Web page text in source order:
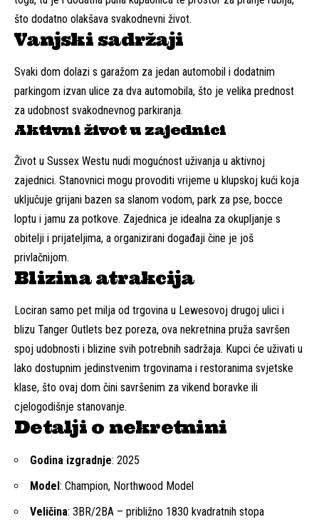
što dodatno olakšava svakodnevni život.
Vanjski sadržaji
Svaki dom dolazi s garažom za jedan automobil i dodatnim
parkingom izvan ulice za dva automobila, što je velika prednost
za udobnost svakodnevnog parkiranja.
Aktivni život u zajednici
Život u Sussex Westu nudi mogućnost uživanja u aktivnoj
zajednici. Stanovnici mogu provoditi vrijeme u klupskoj kući koja
uključuje grijani bazen sa slanom vodom, park za pse, bocce
loptu i jamu za potkove. Zajednica je idealna za okupljanje s
obitelji i prijateljima, a organizirani događaji čine je još
privlačnijom.
Blizina atrakcija
Lociran samo pet milja od trgovina u Lewesovoj drugoj ulici i
blizu Tanger Outlets bez poreza, ova nekretnina pruža savršen
spoj udobnosti i blizine svih potrebnih sadržaja. Kupci će uživati u
lako dostupnim jedinstvenim trgovinama i restoranima svjetske
klase, što ovaj dom čini savršenim za vikend boravke ili
cjelogodišnje stanovanje.
Detalji o nekretnini
Godina izgradnje: 2025
Model: Champion, Northwood Model
Veličina: 3BR/2BA – približno 1830 kvadratnih stopa